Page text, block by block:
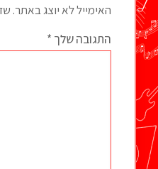
האימייל לא יוצג באתר.
התגובה שלך *